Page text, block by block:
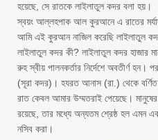
হয়েছে, সে রাতকে লাইলাতুল কদর বলা হয়।
স্বয়ং আল্লহপাক আল কুরআনে এ রাতের
আমি এই কুরআন নাজিল করেছি লাইলাতুল
লাইলাতুল কদর কী? লাইলাতুল কদর হাজার
রুহ স্বীয় পালনকর্তার নির্দেশে অবতীর্ণ হন।
(সূরা কদর)। হযরত আনাস (রা.) থেকে
রাত কেবল আমার উম্মতরাই পেয়েছে।
রয়েছে, তার মধ্যে অন্যতম শ্রেষ্ঠ হল এমন
নসিব করা।